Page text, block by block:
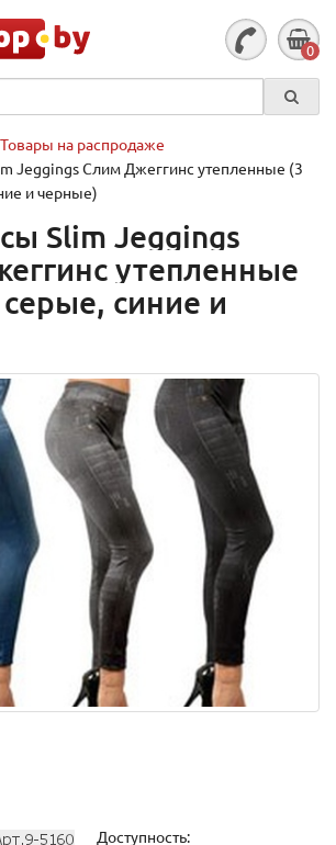
0
Товары на распродаже
Jeggings Слим Джеггинс утепленные (3
и черные)
Slim Jeggings
утепленные
синие и
Доступность: